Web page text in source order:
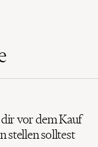
vor dem Kauf
stellen solltest